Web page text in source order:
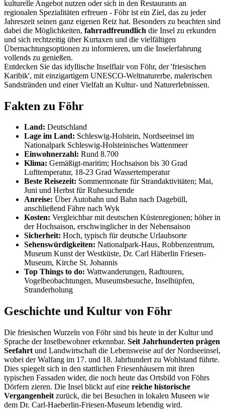
kulturelle Angebot nutzen oder sich in den Restaurants an
regionalen Spezialitäten erfreuen - Föhr ist ein Ziel, das zu jeder
Jahreszeit seinen ganz eigenen Reiz hat. Besonders zu beachten sind
dabei die Möglichkeiten, fahrradfreundlich die Insel zu erkunden
und sich rechtzeitig über Kurtaxen und die vielfältigen
Übernachtungsoptionen zu informieren, um die Inselerfahrung
vollends zu genießen.
Entdecken Sie das idyllische Inselflair von Föhr, der 'friesischen
Karibik', mit einzigartigem UNESCO-Weltnaturerbe, malerischen
Sandstränden und einer Vielfalt an Kultur- und Naturerlebnissen.
Fakten zu Föhr
Land: Deutschland
Lage im Land: Schleswig-Holstein, Nordseeinsel im
Nationalpark Schleswig-Holsteinisches Wattenmeer
Einwohnerzahl: Rund 8.700
Klima: Gemäßigt-maritim; Hochsaison bis 30 Grad
Lufttemperatur, 18-23 Grad Wassertemperatur
Beste Reisezeit: Sommermonate für Strandaktivitäten; Mai,
Juni und Herbst für Ruhesuchende
Anreise: Über Autobahn und Bahn nach Dagebüll,
anschließend Fähre nach Wyk
Kosten: Vergleichbar mit deutschen Küstenregionen; höher in
der Hochsaison, erschwinglicher in der Nebensaison
Sicherheit: Hoch, typisch für deutsche Urlaubsorte
Sehenswürdigkeiten: Nationalpark-Haus, Robbenzentrum,
Museum Kunst der Westküste, Dr. Carl Häberlin Friesen-
Museum, Kirche St. Johannis
Top Things to do: Wattwanderungen, Radtouren,
Vogelbeobachtungen, Museumsbesuche, Inselhüpfen,
Stranderholung
Geschichte und Kultur von Föhr
Die friesischen Wurzeln von Föhr sind bis heute in der Kultur und
Sprache der Inselbewohner erkennbar. Seit Jahrhunderten prägen
Seefahrt und Landwirtschaft die Lebensweise auf der Nordseeinsel,
wobei der Walfang im 17. und 18. Jahrhundert zu Wohlstand führte.
Dies spiegelt sich in den stattlichen Friesenhäusern mit ihren
typischen Fassaden wider, die noch heute das Ortsbild von Föhrs
Dörfern zieren. Die Insel blickt auf eine reiche historische
Vergangenheit zurück, die bei Besuchen in lokalen Museen wie
dem Dr. Carl-Haeberlin-Friesen-Museum lebendig wird.